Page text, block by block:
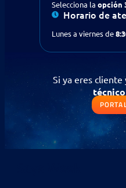
Selecciona la opción
Horario de
Lunes a viernes de
Si ya eres cliente
técnico
¿Prefieres
Si ya eres
técnico